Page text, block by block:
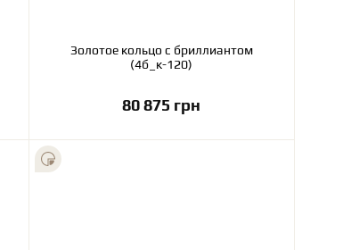
Золотое кольцо с бриллиантом
(4б_к-120)
80 875 грн
В корзину